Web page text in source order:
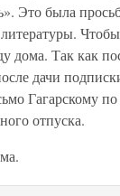
Это была
дома. Так как
дачи
Гагарскому
отпуска.